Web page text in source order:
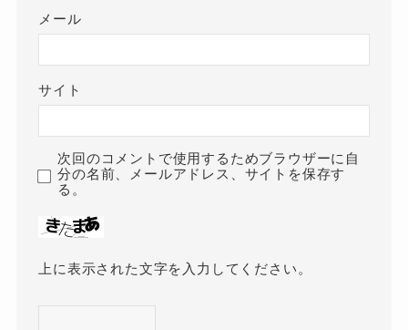
メール
サイト
次回のコメントで使用するためブラウザーに自
分の名前、メールアドレス、サイトを保存す
る。
上に表示された文字を入力してください。